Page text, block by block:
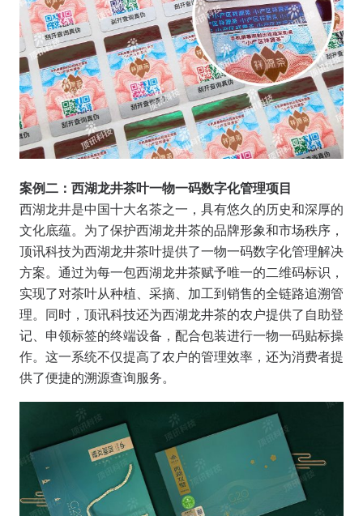
案例二：西湖龙井茶叶一物一码数字化管理项目
西湖龙井是中国十大名茶之一，具有悠久的历史和深厚的
文化底蕴。为了保护西湖龙井茶的品牌形象和市场秩序，
顶讯科技为西湖龙井茶叶提供了一物一码数字化管理解决
方案。通过为每一包西湖龙井茶赋予唯一的二维码标识，
实现了对茶叶从种植、采摘、加工到销售的全链路追溯管
理。同时，顶讯科技还为西湖龙井茶的农户提供了自助登
记、申领标签的终端设备，配合包装进行一物一码贴标操
作。这一系统不仅提高了农户的管理效率，还为消费者提
供了便捷的溯源查询服务。